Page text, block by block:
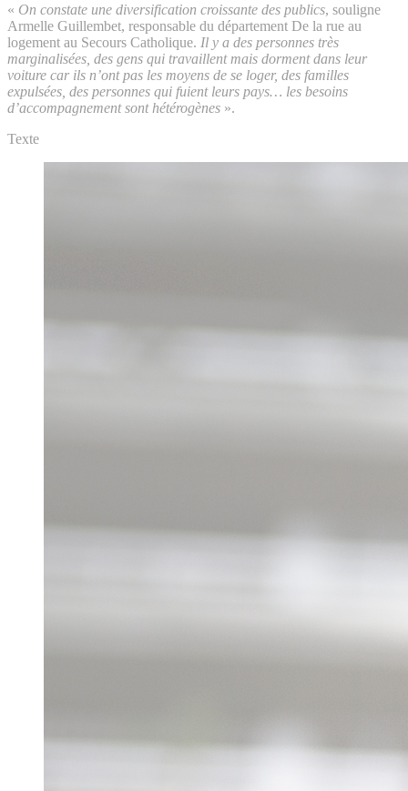
« On constate une diversification croissante des publics, souligne
Armelle Guillembet, responsable du département De la rue au
logement au Secours Catholique. Il y a des personnes très
marginalisées, des gens qui travaillent mais dorment dans leur
voiture car ils n’ont pas les moyens de se loger, des familles
expulsées, des personnes qui fuient leurs pays… les besoins
d’accompagnement sont hétérogènes ».
Texte